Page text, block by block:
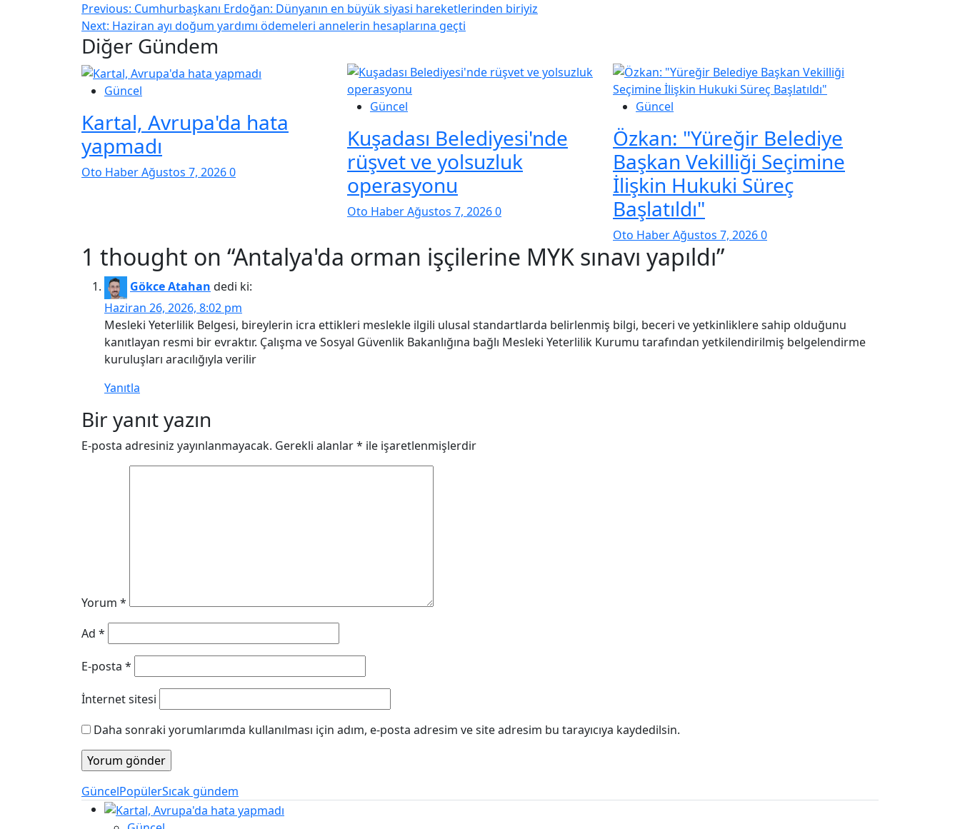
Previous: Cumhurbaşkanı Erdoğan: Dünyanın en büyük siyasi hareketlerinden biriyiz
Next: Haziran ayı doğum yardımı ödemeleri annelerin hesaplarına geçti
Diğer Gündem
Güncel
Kartal, Avrupa'da hata
yapmadı
Oto HaberAğustos 7, 20260
Güncel
Kuşadası Belediyesi'nde
rüşvet ve yolsuzluk
operasyonu
Oto HaberAğustos 7, 20260
Güncel
Özkan: "Yüreğir Belediye
Başkan Vekilliği Seçimine
İlişkin Hukuki Süreç
Başlatıldı"
Oto HaberAğustos 7, 20260
1 thought on “Antalya'da orman işçilerine MYK sınavı yapıldı”
Gökce Atahan dedi ki:
Haziran 26, 2026, 8:02 pm
Mesleki Yeterlilik Belgesi, bireylerin icra ettikleri meslekle ilgili ulusal standartlarda belirlenmiş bilgi, beceri ve yetkinliklere sahip olduğunu
kanıtlayan resmi bir evraktır. Çalışma ve Sosyal Güvenlik Bakanlığına bağlı Mesleki Yeterlilik Kurumu tarafından yetkilendirilmiş belgelendirme
kuruluşları aracılığıyla verilir
Yanıtla
Bir yanıt yazın
E-posta adresiniz yayınlanmayacak. Gerekli alanlar* ile işaretlenmişlerdir
Yorum *
Ad *
E-posta *
İnternet sitesi
Daha sonraki yorumlarımda kullanılması için adım, e-posta adresim ve site adresim bu tarayıcıya kaydedilsin.
GüncelPopülerSıcak gündem